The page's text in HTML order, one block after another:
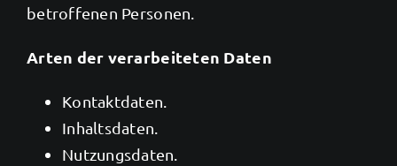
betroffenen Personen.
Arten der verarbeiteten Daten
Kontaktdaten.
Inhaltsdaten.
Nutzungsdaten.